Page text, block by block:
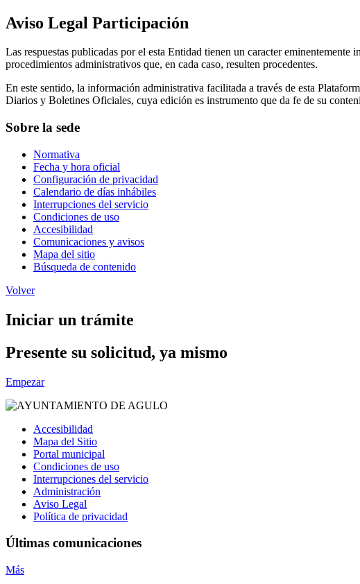
Aviso Legal Participación
Las respuestas publicadas por el esta Entidad tienen un caracter
procedimientos administrativos que, en cada caso, resulten procedentes.
En este sentido, la información administrativa facilitada a través de esta
Diarios y Boletines Oficiales, cuya edición es instrumento que da fe de su
Sobre la sede
Normativa
Fecha y hora oficial
Configuración de privacidad
Calendario de días inhábiles
Interrupciones del servicio
Condiciones de uso
Accesibilidad
Comunicaciones y avisos
Mapa del sitio
Búsqueda de contenido
Volver
Iniciar un trámite
Presente su solicitud, ya mismo
Empezar
Accesibilidad
Mapa del Sitio
Portal municipal
Condiciones de uso
Interrupciones del servicio
Administración
Aviso Legal
Política de privacidad
Últimas comunicaciones
Más